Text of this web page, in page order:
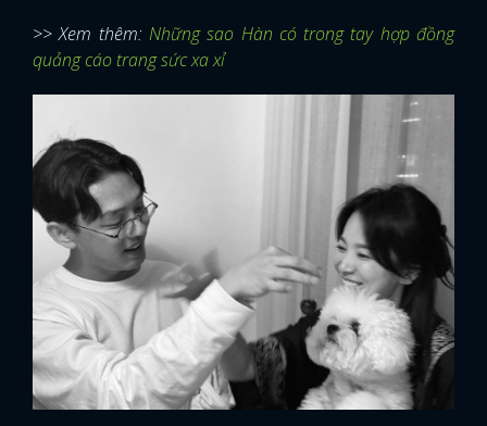
>> Xem thêm: Những sao Hàn có trong tay hợp đồng
quảng cáo trang sức xa xỉ